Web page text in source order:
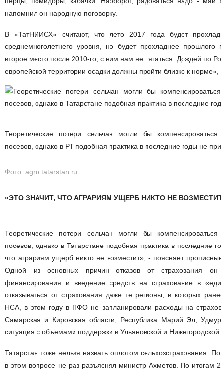
напомнил он народную поговорку.
В «ТатНИИСХ» считают, что лето 2017 года будет
среднемноголетнего уровня, но будет прохладнее
второе место после 2010-го, с ним нам не тягаться. Дождей по
европейской территории осадки должны пройти близко к
Теоретические потери сельчан могли бы
посевов, однако в РТ подобная практика в последние годы не
Фото: agro.tatarstan.ru
«ЭТО ЗНАЧИТ, ЧТО АГРАРИЯМ УЩЕРБ НИКТО НЕ
Теоретические потери сельчан могли бы
посевов, однако в Татарстане подобная практика в последние
что аграриям ущерб никто не возместит», - поясняет
Одной из основных причин отказов от страхования он
финансирования и введение средств на страхование в
отказываться от страхования даже те регионы, в которых
НСА, в этом году в ПФО не запланировали расходы на
Самарская и Кировская области, Республика Марий Эл,
ситуация с объемами поддержки в Ульяновской и
Татарстан тоже нельзя назвать оплотом сельхозстрахования.
в этом вопросе не раз разъяснял министр Ахметов. По итогам